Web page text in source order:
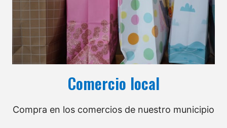
Comercio local
Compra en los comercios de nuestro municipio